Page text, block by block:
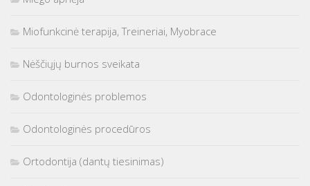
Miofunkcinė terapija, Treineriai, Myobrace
Nėščiųjų burnos sveikata
Odontologinės problemos
Odontologinės procedūros
Ortodontija (dantų tiesinimas)